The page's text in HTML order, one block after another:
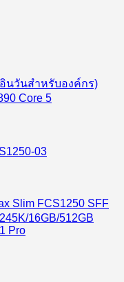
นวันสำหรับองค์กร)
Core 5
Slim FCS1250 SFF
16GB/512GB
Pro